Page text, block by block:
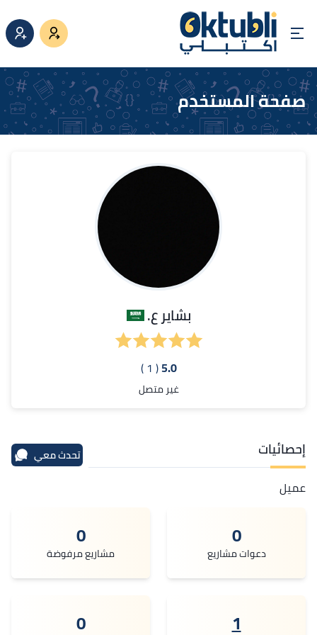
صفحة المستخدم
بشاير ع.
5.0
( 1 )
غير متصل
إحصائيات تحدث معي
عميل
0
دعوات مشاريع
0
مشاريع مرفوضة
1
0